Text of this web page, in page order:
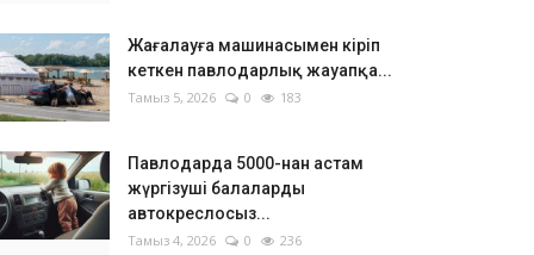
Жағалауға машинасымен кіріп
кеткен павлодарлық жауапқа...
Тамыз 5, 2026 0 183
Павлодарда 5000-нан астам
жүргізуші балаларды
автокреслосыз...
Тамыз 4, 2026 0 236